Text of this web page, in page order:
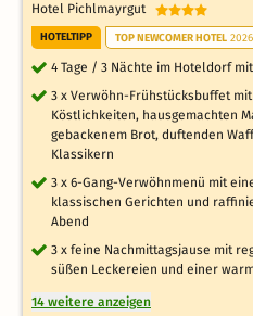
Hotel Pichlmayrgut
HOTELTIPP TOP NEWCOMER HOTEL 2026
4 Tage / 3 Nächte im Hoteldorf
3 x Verwöhn-Frühstücksbuffet
Köstlichkeiten, hausgemachten
gebackenem Brot, duftenden
Klassikern
3 x 6-Gang-Verwöhnmenü mit
klassischen Gerichten und
Abend
3 x feine Nachmittagsjause mit
süßen Leckereien und einer
14 weitere anzeigen